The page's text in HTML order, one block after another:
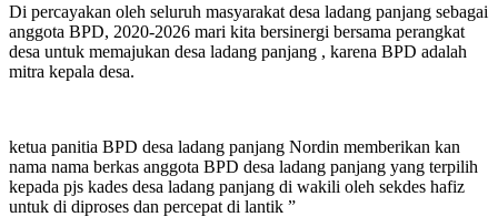
Di percayakan oleh seluruh masyarakat desa ladang panjang sebagai
anggota BPD, 2020-2026 mari kita bersinergi bersama perangkat
desa untuk memajukan desa ladang panjang , karena BPD adalah
mitra kepala desa.
ketua panitia BPD desa ladang panjang Nordin memberikan kan
nama nama berkas anggota BPD desa ladang panjang yang terpilih
kepada pjs kades desa ladang panjang di wakili oleh sekdes hafiz
untuk di diproses dan percepat di lantik ”